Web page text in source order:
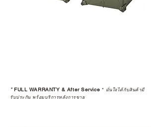
*FULL WARRANTY & After Service * มั่นใจได้กับสินค้ามี
รับประกัน พร้อมบริการหลังการขาย